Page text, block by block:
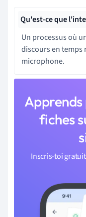
Qu'est-ce que
Un processus où
discours en temps
microphone.
Apprends
fiches
Inscris-toi